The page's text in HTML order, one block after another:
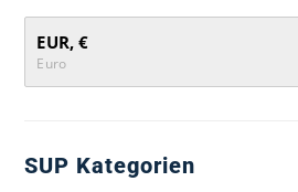
EUR, €
Euro
SUP Kategorien